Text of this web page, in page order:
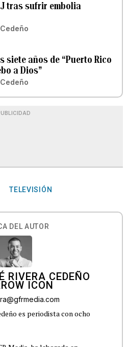
tras sufrir embolia
siete años de “Puerto Rico
a Dios”
TELEVISIÓN
DEL AUTOR
RIVERA CEDEÑO
es periodista con ocho